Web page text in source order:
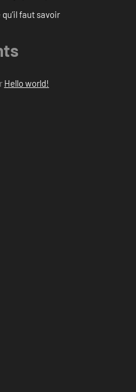
faut savoir
Hello world!